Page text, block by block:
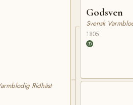
Ridhäst
Godsven
Svensk
1805